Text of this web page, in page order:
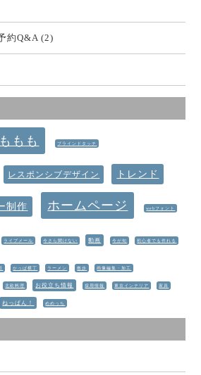
約Q&A (2)
ももも ブラインドタッチ
レスポンシブデザイン トレンド
制作 ホームページ webフォント
ライブメール 今さら聞けない 動画 今が旬 初心者でも作れる
かっぱ横丁 ラーメン 散歩 画像編集・加工
北欧料理 お役立ち情報 採用情報 東京インテリア 家具
ねっぱん！ めめっち